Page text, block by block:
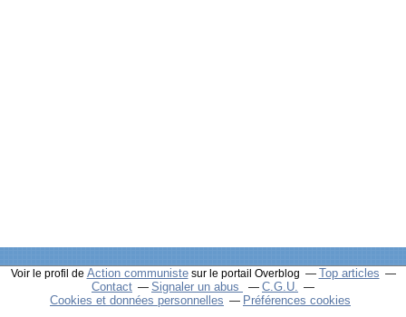
Voir le profil de Action communistesur le portail Overblog
Top articles
Contact
Signaler un abus
C.G.U.
Cookies et données personnelles
Préférences cookies